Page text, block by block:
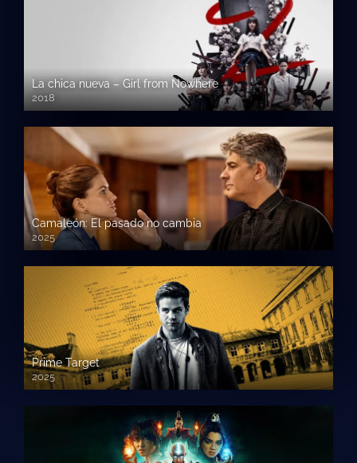
La chica nueva – Girl from Nowhere
2018
Camaleón: El pasado no cambia
2025
Prime Target
2025